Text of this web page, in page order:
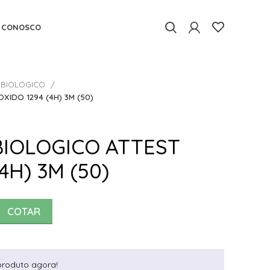
CONOSCO
1294 (4H) 3M (50)
ATTEST
3M (50)
COTAR
agora!